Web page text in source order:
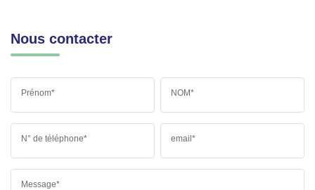
Nous contacter
Prénom* NOM*
N° de téléphone* email*
Message*